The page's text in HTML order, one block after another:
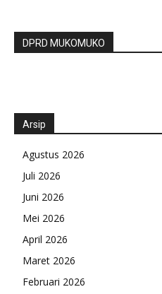
DPRD MUKOMUKO
Arsip
Agustus 2026
Juli 2026
Juni 2026
Mei 2026
April 2026
Maret 2026
Februari 2026